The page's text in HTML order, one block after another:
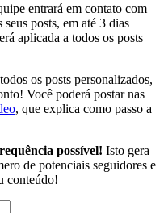
entrará em contato com
posts, em até 3 dias
aplicada a todos os posts
os posts personalizados,
Você poderá postar nas
, que explica como passo a
possível! Isto gera
de potenciais seguidores e
conteúdo!